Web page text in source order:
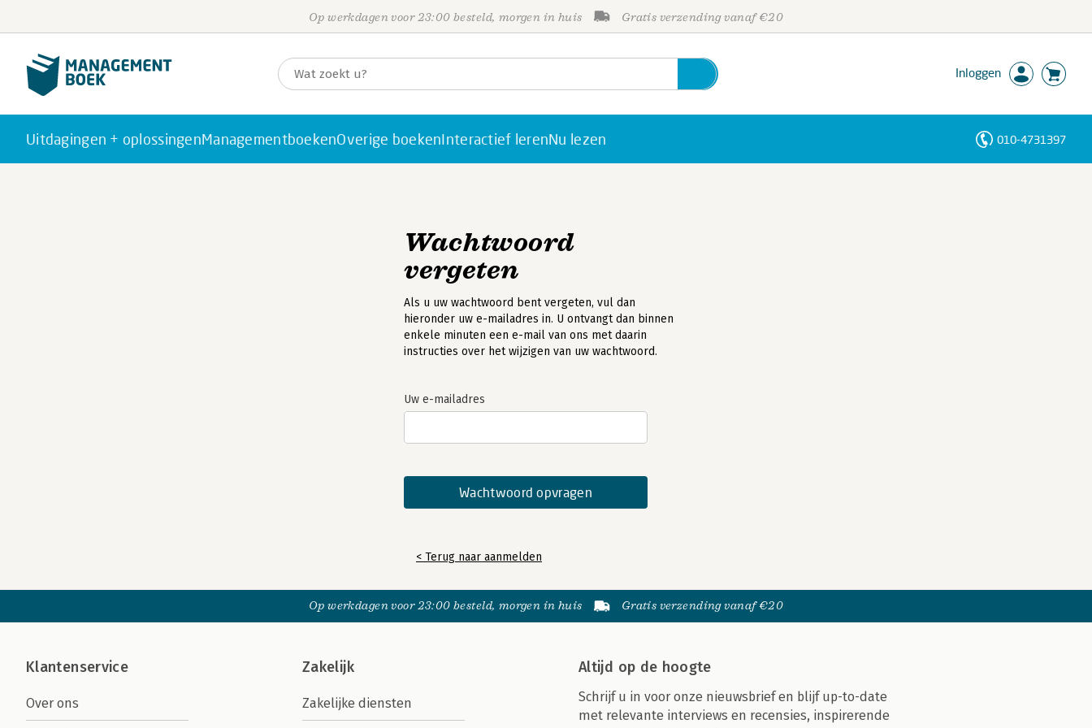
Op werkdagen voor 23:00 besteld, morgen in huis Gratis verzending vanaf €20
Inloggen
Uitdagingen + oplossingenManagementboekenOverige boekenInteractief lerenNu lezen 010-4731397
Wachtwoord
vergeten
Als u uw wachtwoord bent vergeten, vul dan
hieronder uw e-mailadres in. U ontvangt dan binnen
enkele minuten een e-mail van ons met daarin
instructies over het wijzigen van uw wachtwoord.
Uw e-mailadres
< Terug naar aanmelden
Op werkdagen voor 23:00 besteld, morgen in huis Gratis verzending vanaf €20
Klantenservice
Over ons
Zakelijk
Zakelijke diensten
Altijd op de hoogte
Schrijf u in voor onze nieuwsbrief en blijf up-to-date
met relevante interviews en recensies, inspirerende
Personen